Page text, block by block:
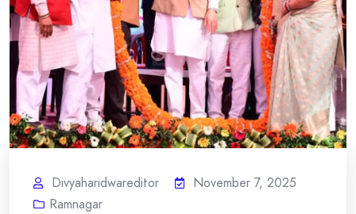
Divyaharidwareditor
November 7, 2025
Ramnagar